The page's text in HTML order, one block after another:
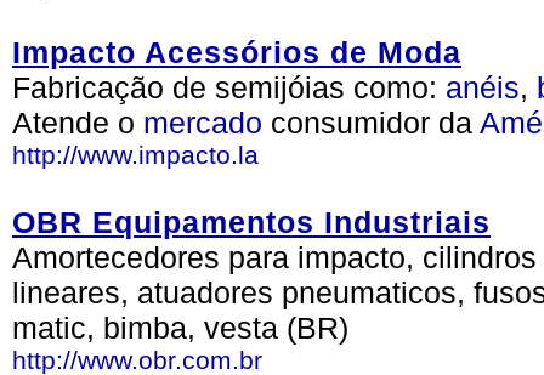
Impacto Acessórios de Moda
Fabricação de semijóias como: anéis,
Atende o mercado consumidor da
http://www.impacto.la
OBR Equipamentos Industriais
Amortecedores para impacto,
lineares, atuadores pneumaticos,
matic, bimba, vesta (BR)
http://www.obr.com.br